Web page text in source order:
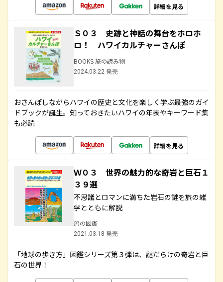
詳細を見る
Ｓ０３ 史跡と神話の舞台をホロホ
ロ！ ハワイカルチャーさんぽ
BOOKS 旅の読み物
2024.03.22 発売
おさんぽしながらハワイの歴史と文化を楽しく学ぶ最強のガイ
ドブックが誕生。知っておきたいハワイの年表やキーワード集
も必読
詳細を見る
Ｗ０３ 世界の魅力的な奇岩と巨石１
３９選
不思議とロマンに満ちた岩石の謎を旅の雑
学とともに解説
旅の図鑑
2021.03.18 発売
「地球の歩き方」図鑑シリーズ第３弾は、謎だらけの奇岩と巨
石の世界！